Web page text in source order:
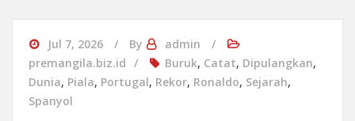
Jul 7, 2026 By
admin
premangila.biz.id
Buruk, Catat, Dipulangkan,
Dunia, Piala, Portugal, Rekor, Ronaldo, Sejarah,
Spanyol